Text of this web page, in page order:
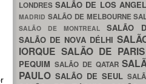
LONDRESSALÃO DE LOS
MADRID SALÃO DE MELBOURNE
SALÃO DE MONTREAL SALÃO
SALÃO DE NOVA DÉLHI
IORQUE SALÃO DE
PEQUIM SALÃO DE QATAR
PAULO SALÃO DE SEUL